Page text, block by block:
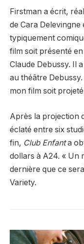
Firstman a écrit,
de Cara Delevingne
typiquement
film soit présenté
Claude Debussy. Il
au théâtre
mon film soit
Après la projection
éclaté entre six
fin, Club Enfanta
dollars à A24. « Un
dernière que ce
Variety.